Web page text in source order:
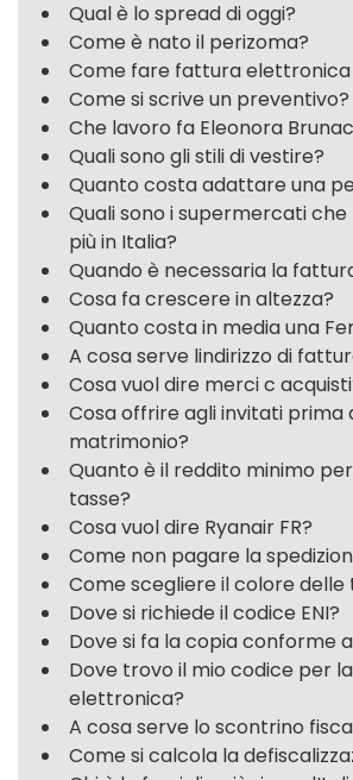
Qual è lo spread di oggi?
Come è nato il perizoma?
Come fare fattura elettronica
Come si scrive un preventivo?
Che lavoro fa Eleonora
Quali sono gli stili di vestire?
Quanto costa adattare una
Quali sono i supermercati
più in Italia?
Quando è necessaria la
Cosa fa crescere in altezza?
Quanto costa in media una
A cosa serve lindirizzo di
Cosa vuol dire merci c
Cosa offrire agli invitati prima
matrimonio?
Quanto è il reddito minimo
tasse?
Cosa vuol dire Ryanair FR?
Come non pagare la
Come scegliere il colore delle
Dove si richiede il codice ENI?
Dove si fa la copia conforme
Dove trovo il mio codice per
elettronica?
A cosa serve lo scontrino
Come si calcola la